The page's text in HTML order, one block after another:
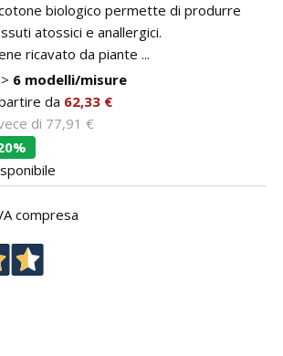
biologico permette di produrre
atossici e anallergici.
ricavato da piante ...
> 6 modelli/misure
da 62,33 €
di 77,91 €
compresa